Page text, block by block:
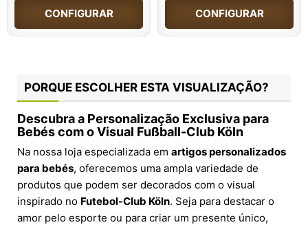
CONFIGURAR CONFIGURAR
PORQUE ESCOLHER ESTA VISUALIZAÇÃO?
Descubra a Personalização Exclusiva para
Bebés com o Visual Fußball-Club Köln
Na nossa loja especializada em artigos personalizados
para bebés, oferecemos uma ampla variedade de
produtos que podem ser decorados com o visual
inspirado no Futebol-Club Köln. Seja para destacar o
amor pelo esporte ou para criar um presente único,